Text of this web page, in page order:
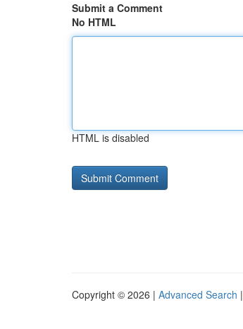
Submit a Comment
No HTML
HTML is disabled
Copyright © 2026 | Advanced Search |